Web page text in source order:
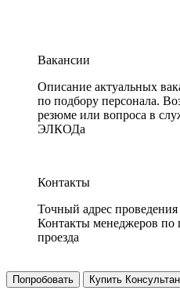
Вакансии
Описание актуальных
по подбору персонала.
резюме или вопроса в
ЭЛКОДа
Контакты
Точный адрес
Контакты менеджеров по
проезда
Попробовать Купить